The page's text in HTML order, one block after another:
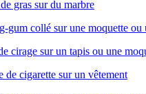
gras sur du marbre
gum collé sur une moquette ou
cirage sur un tapis ou une
cigarette sur un vêtement